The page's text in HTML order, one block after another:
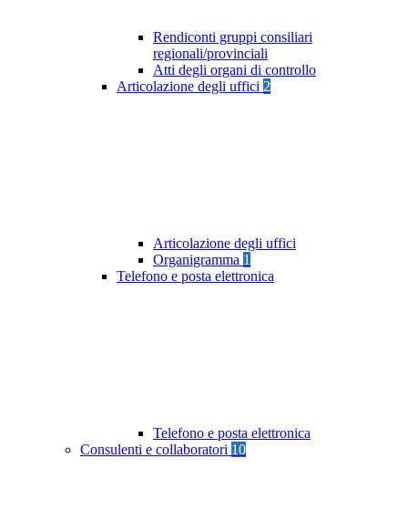
Rendiconti gruppi consiliari
regionali/provinciali
Atti degli organi di controllo
Articolazione degli uffici 2
Articolazione degli uffici
Organigramma 1
Telefono e posta elettronica
Telefono e posta elettronica
Consulenti e collaboratori 10